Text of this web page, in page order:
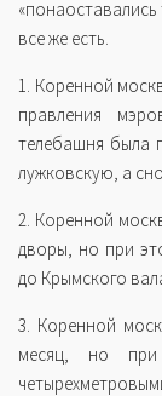
все же есть.
1. Коренной
правления
телебашня была
лужковскую, а
2. Коренной
дворы, но при
до Крымского
3. Коренной
месяц, но